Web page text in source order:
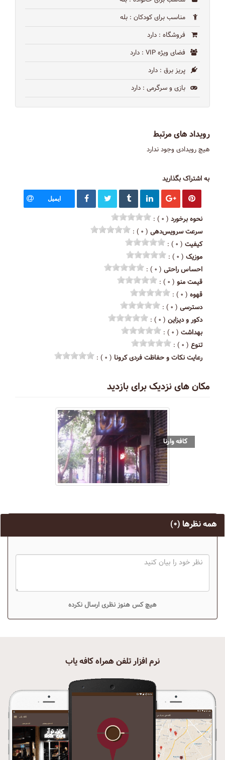
مناسب برای کودکان : بله
فروشگاه : دارد
فضای ویژه VIP
: دارد
پریز برق : دارد
بازی و سرگرمی : دارد
رویداد های مرتبط
هیچ رویدادی وجود ندارد
به اشتراک بگذارید
ایمیل
نحوه برخورد ( ۰ ) :
سرعت سرویس‌دهی ( ۰ ) :
کیفیت ( ۰ ) :
موزیک ( ۰ ) :
احساس راحتی ( ۰ ) :
قیمت منو ( ۰ ) :
قهوه ( ۰ ) :
دسترسی ( ۰ ) :
دکور و دیزاین ( ۰ ) :
بهداشت ( ۰ ) :
تنوع ( ۰ ) :
رعایت نکات و حفاظت فردی کرونا ( ۰ ) :
مکان های نزدیک برای بازدید
کافه وارنا
همه نظرها (۰)
هیچ کس هنوز نظری ارسال نکرده
نرم افزار تلفن همراه کافه یاب